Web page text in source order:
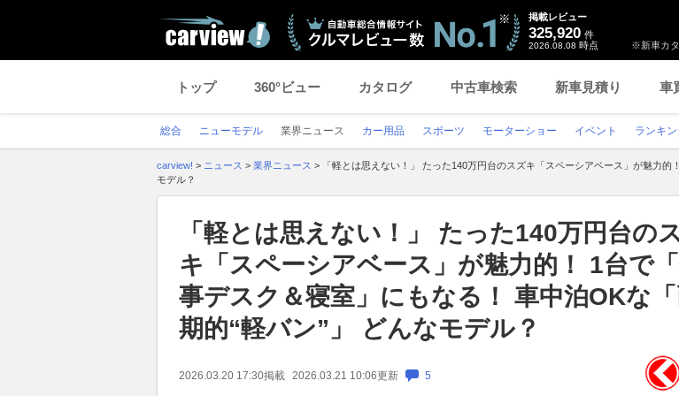
※新車カタ
掲載レビュー
325,920 件
2026.08.08 時点
トップ 360°ビュー カタログ 中古車検索 新車見積り 車
総合 ニューモデル 業界ニュース カー用品 スポーツ モーターショー イベント ランキ
carview! > ニュース > 業界ニュース >
「軽とは思えない！」 たった140万円台のスズキ「スペーシアベース」が魅力
モデル？
「軽とは思えない！」 たった140万円台の
キ「スペーシアベース」が魅力的！ 1台で
事デスク＆寝室」にもなる！ 車中泊OKな
期的“軽バン”」 どんなモデル？
2026.03.20 17:30掲載 2026.03.21 10:06更新 5